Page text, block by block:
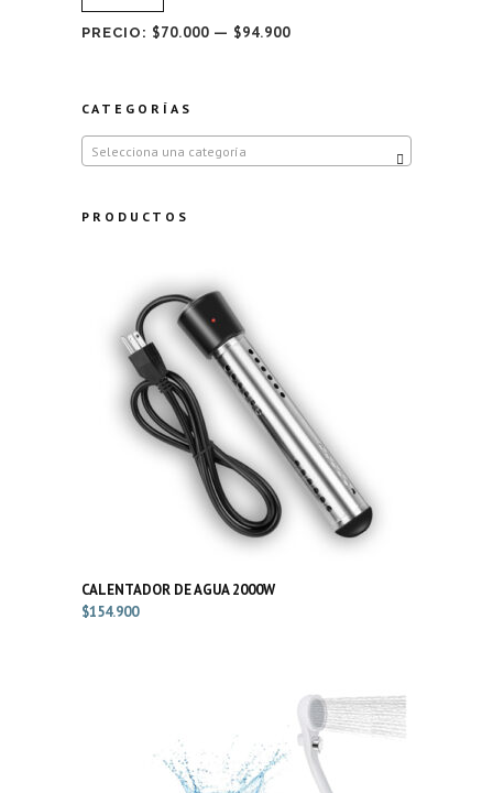
PRECIO: $70.000 — $94.900
CATEGORÍAS
Selecciona una categoría
PRODUCTOS
CALENTADOR DE AGUA 2000W
$154.900